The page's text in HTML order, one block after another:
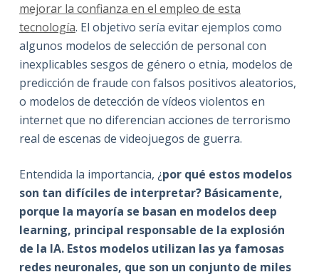
mejorar la confianza en el empleo de esta
tecnología. El objetivo sería evitar ejemplos como
algunos modelos de selección de personal con
inexplicables sesgos de género o etnia, modelos de
predicción de fraude con falsos positivos aleatorios,
o modelos de detección de vídeos violentos en
internet que no diferencian acciones de terrorismo
real de escenas de videojuegos de guerra.
Entendida la importancia, ¿por qué estos modelos
son tan difíciles de interpretar? Básicamente,
porque la mayoría se basan en modelos deep
learning, principal responsable de la explosión
de la IA. Estos modelos utilizan las ya famosas
redes neuronales, que son un conjunto de miles